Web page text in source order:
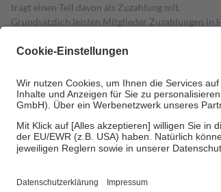
trägt einen Teil davon als Zuzahlung mit.
Grundsätzlich leisten Mitglieder Zuzahlungen in
Diese Regeln gelten grundsätzlich auch für
Um das Engagement der Versicherten für ihre
• Kindern und Jugendlichen bis zum
• Untersuchungen zur Vorsorge und
• empfohlenen Schutzimpfungen
• Harn- und Blutteststreifen
Informationen findest du hier: https://